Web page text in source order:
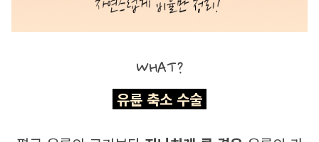
WHAT?
유륜 축소 수술